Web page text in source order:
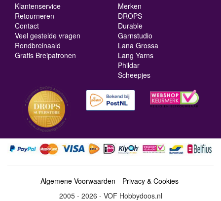
Klantenservice
Retourneren
Contact
Veel gestelde vragen
Rondbreinaald
Gratis Breipatronen
Merken
DROPS
Durable
Garnstudio
Lana Grossa
Lang Yarns
Phildar
Scheepjes
Algemene Voorwaarden
Privacy & Cookies
2005 - 2026 - VOF Hobbydoos.nl